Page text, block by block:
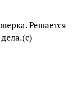
Решается